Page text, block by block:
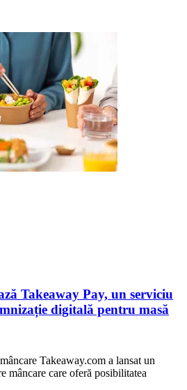
Takeaway Pay, un serviciu
digitală pentru masă
Takeaway.com a lansat un
mâncare care oferă posibilitatea